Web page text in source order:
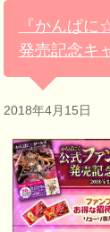
『かんぱ
発売記念キ
2018年4月15日